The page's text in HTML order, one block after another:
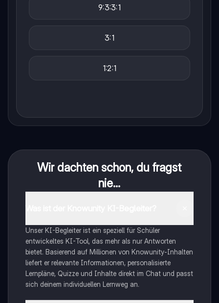
9:3:3:1
3:1
1:2:1
Wir dachten schon, du fragst
nie...
Unser KI-Begleiter ist ein speziell für Schüler
entwickeltes KI-Tool, das mehr als nur Antworten
bietet. Basierend auf Millionen von Knowunity-Inhalten
liefert er relevante Informationen, personalisierte
Lernpläne, Quizze und Inhalte direkt im Chat und passt
sich deinem individuellen Lernweg an.